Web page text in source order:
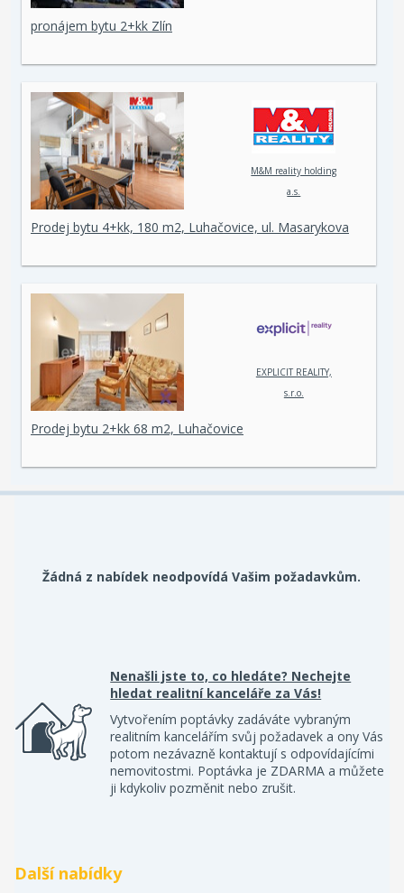
pronájem bytu 2+kk Zlín
M&M reality holding
a.s.
Prodej bytu 4+kk, 180 m2, Luhačovice, ul. Masarykova
EXPLICIT REALITY,
s.r.o.
Prodej bytu 2+kk 68 m2, Luhačovice
Žádná z nabídek neodpovídá Vašim požadavkům.
Nenašli jste to, co hledáte? Nechejte
hledat realitní kanceláře za Vás!
Vytvořením poptávky zadáváte vybraným
realitním kancelářím svůj požadavek a ony Vás
potom nezávazně kontaktují s odpovídajícími
nemovitostmi. Poptávka je ZDARMA a můžete
ji kdykoliv pozměnit nebo zrušit.
Další nabídky